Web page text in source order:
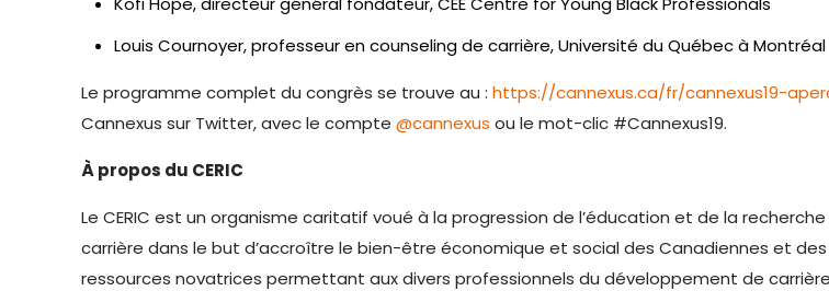
Louis Cournoyer, professeur en counseling de carrière, Université du Québec à Montréal
Le programme complet du congrès se trouve au :https://cannexus.ca/fr/cannexus19-
Cannexus sur Twitter, avec le compte@cannexus ou le mot-clic #Cannexus19.
À propos du CERIC
Le CERIC est un organisme caritatif voué à la progression de l’éducation et de la
carrière dans le but d’accroître le bien-être économique et social des Canadiennes et
ressources novatrices permettant aux divers professionnels du développement de